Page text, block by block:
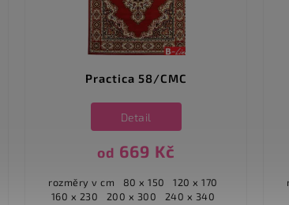
Practica 58/CMC
od 669 Kč
Detail
rozměry v cm 80 x 150 120 x 170
160 x 230 200 x 300 240 x 340